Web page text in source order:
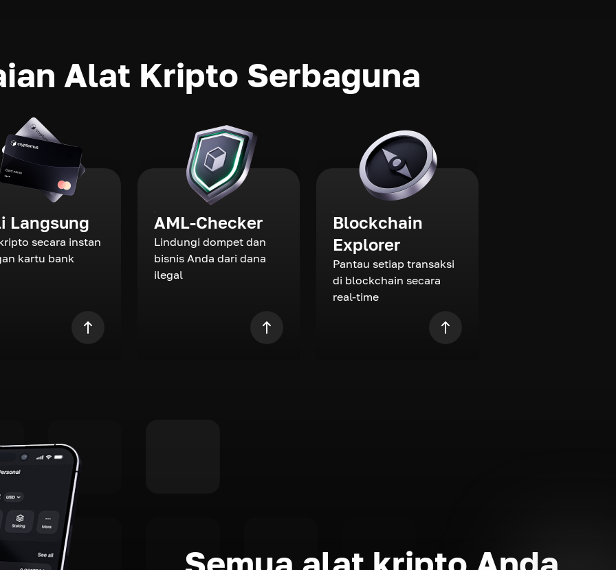
Alat Kripto Serbaguna
Langsung
secara instan
kartu bank
AML-Checker
Lindungi dompet dan
bisnis Anda dari dana
ilegal
Blockchain
Explorer
Pantau setiap transaksi
di blockchain secara
real-time